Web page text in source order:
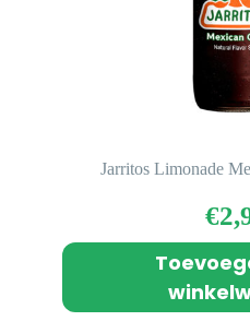
Jarritos Limonade
€